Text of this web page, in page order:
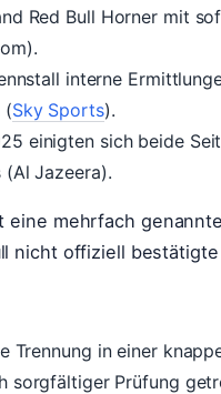
Red Bull Horner mit
interne
(Sky Sports).
einigten sich beide
Jazeera).
eine mehrfach
nicht offiziell
Trennung in einer
sorgfältiger Prüfung